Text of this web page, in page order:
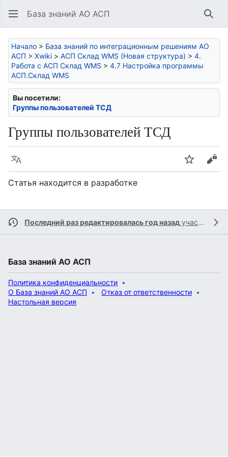
База знаний АО АСП
Начало > База знаний по интеграционным решениям АО
АСП > Xwiki > АСП Склад WMS (Новая структура) > 4.
Работа с АСП Склад WMS > 4.7 Настройка программы
АСП.Склад WMS
Вы посетили:
Группы пользователей ТСД
Группы пользователей ТСД
Язык Следить
Статья находится в разработке
Последний раз редактировалась год назад участником
База знаний АО АСП
Политика конфиденциальности
О База знаний АО АСП
Отказ от ответственности
Настольная версия